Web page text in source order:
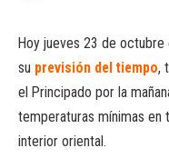
Hoy jueves 23 de octubre
su previsión del tiempo,
el Principado por la
temperaturas mínimas en
interior oriental.